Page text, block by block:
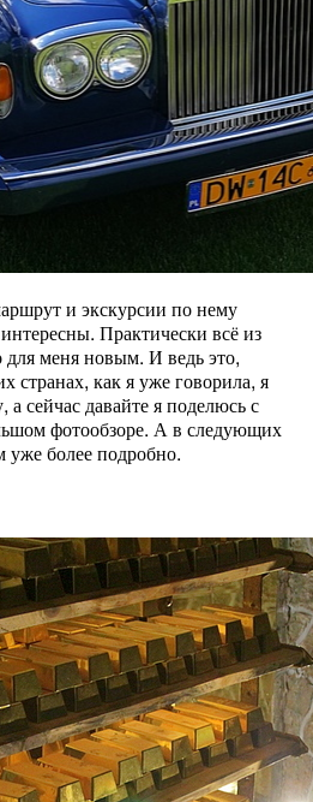
и экскурсии по нему
Практически всё из
для меня новым. И ведь это,
странах, как я уже говорила, я
сейчас давайте я поделюсь с
фотообзоре. А в следующих
уже более подробно.